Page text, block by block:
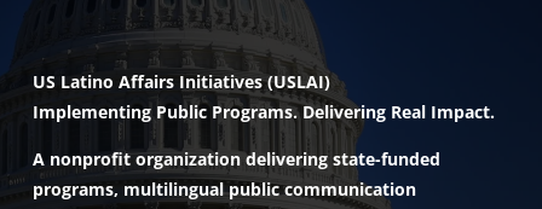
US Latino Affairs Initiatives (USLAI)
Implementing Public Programs. Delivering Real Impact.
A nonprofit organization delivering state-funded
programs, multilingual public communication